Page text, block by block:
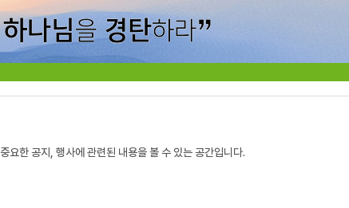
요한 공지, 행사에 관련된 내용을 볼 수 있는 공간입니다.